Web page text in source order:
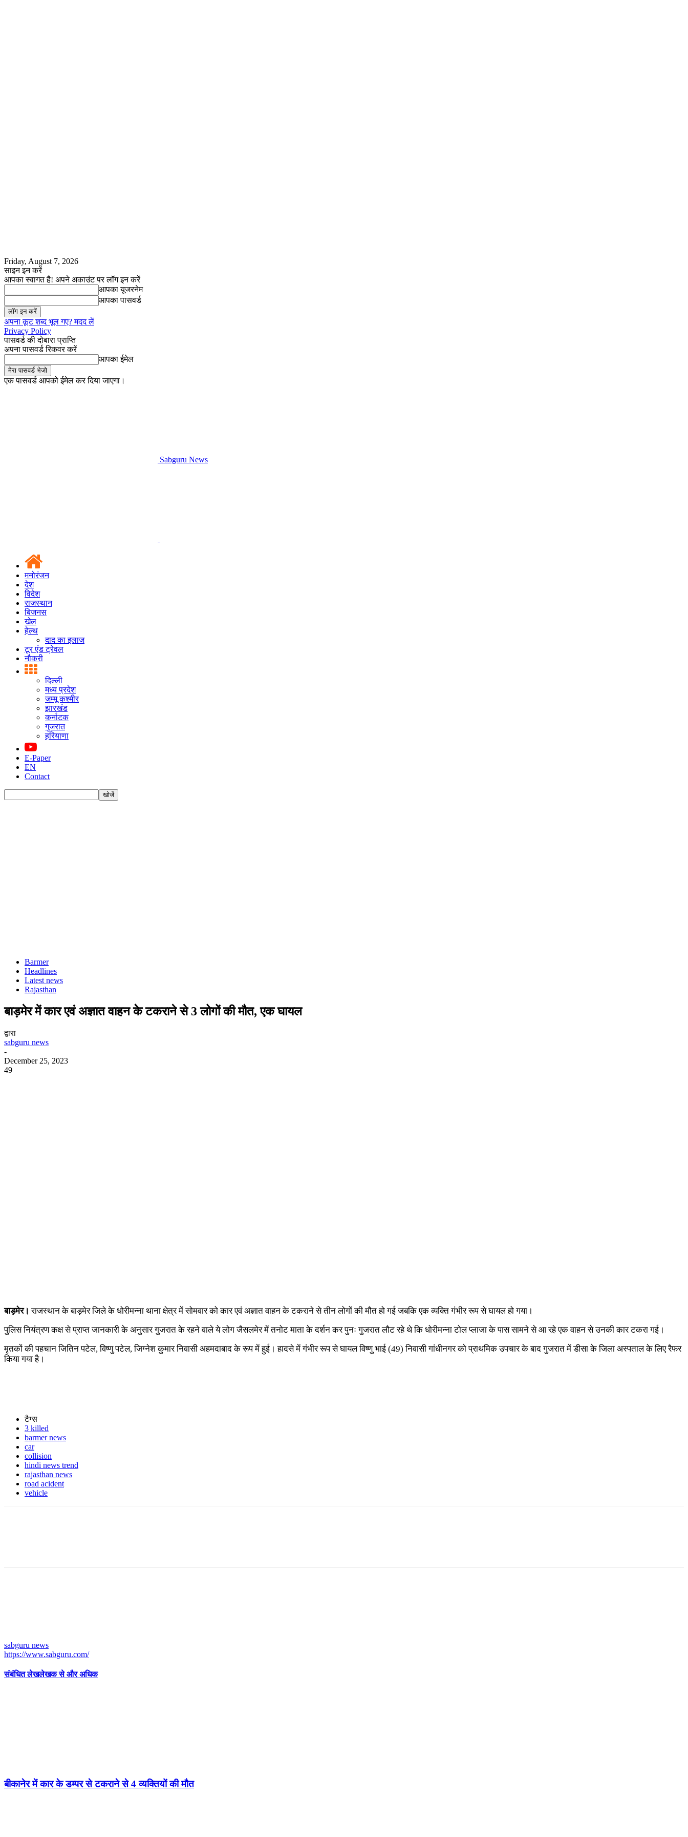
Friday, August 7, 2026
साइन इन करें
आपका स्वागत है! अपने अकाउंट पर लॉग इन करें
आपका यूजरनेम
आपका पासवर्ड
अपना कूट शब्द भूल गए? मदद लें
Privacy Policy
पासवर्ड की दोबारा प्राप्ति
अपना पासवर्ड रिकवर करें
आपका ईमेल
एक पासवर्ड आपको ईमेल कर दिया जाएगा।
Sabguru News
मनोरंजन
देश
विदेश
राजस्थान
बिजनस
खेल
हेल्थ
दाद का इलाज
टूर एंड ट्रेवल
नौकरी
दिल्ली
मध्य प्रदेश
जम्मू कश्मीर
झारखंड
कर्नाटक
गुजरात
हरियाणा
E-Paper
EN
Contact
Barmer
Headlines
Latest news
Rajasthan
बाड़मेर में कार एवं अज्ञात वाहन केे टकराने से 3 लोगों की मौत, एक घायल
द्वारा
sabguru news
-
December 25, 2023
49
बाड़मेर। राजस्थान के बाड़मेर जिले के धोरीमन्ना थाना क्षेत्र में सोमवार को कार एवं अज्ञात वाहन के टकराने से तीन लोगों की मौत हो गई जबकि एक व्यक्ति गंभीर रूप से घायल हो गया।
पुलिस नियंत्रण कक्ष से प्राप्त जानकारी के अनुसार गुजरात के रहने वाले ये लोग जैसलमेर में तनोट माता के दर्शन कर पुनः गुजरात लौट रहे थे कि धोरीमन्ना टोल प्लाजा के पास सामने से आ रहे एक वाहन से उनकी कार टकरा गई।
मृतकों की पहचान जितिन पटेल, विष्णु पटेल, जिग्नेश कुमार निवासी अहमदाबाद के रूप में हुई। हादसे में गंभीर रूप से घायल विष्णु भाई (49) निवासी गांधीनगर को प्राथमिक उपचार के बाद गुजरात में डीसा के जिला अस्पताल के लिए रैफर
किया गया है।
टैग्स
3 killed
barmer news
car
collision
hindi news trend
rajasthan news
road acident
vehicle
sabguru news
https://www.sabguru.com/
संबंधित लेखलेखक से और अधिक
बीकानेर में कार के डम्पर से टकराने से 4 व्यक्तियों की मौत